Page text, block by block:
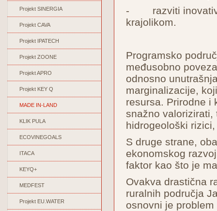
Projekt SINERGIA
Projekt CAVA
Projekt IPATECH
Projekt ZOONE
Projekt APRO
Projekt KEY Q
MADE IN-LAND
KLIK PULA
ECOVINEGOALS
ITACA
KEYQ+
MEDFEST
Projekt EU.WATER
- razviti
krajolikom.
Programsko
međusobno
odnosno
marginalizacije,
resursa. Prirodne i
snažno valorizirati,
hidrogeološki
S druge strane,
ekonomskog
faktor kao što je
Ovakva drastična
ruralnih područja
osnovni je